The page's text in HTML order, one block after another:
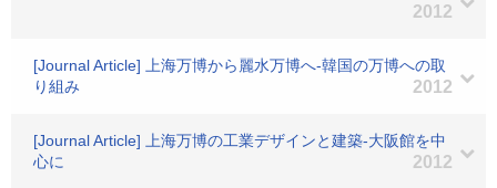
2012
[Journal Article] 上海万博から麗水万博へ-韓国の万博への取
り組み
2012
[Journal Article] 上海万博の工業デザインと建築-大阪館を中
心に
2012